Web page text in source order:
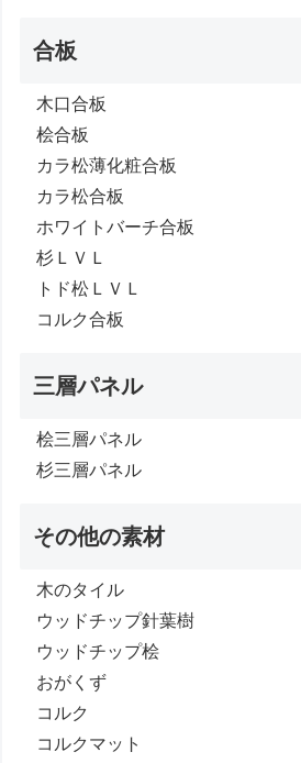
合板
木口合板
桧合板
カラ松薄化粧合板
カラ松合板
ホワイトバーチ合板
杉ＬＶＬ
トド松ＬＶＬ
コルク合板
三層パネル
桧三層パネル
杉三層パネル
その他の素材
木のタイル
ウッドチップ針葉樹
ウッドチップ桧
おがくず
コルク
コルクマット